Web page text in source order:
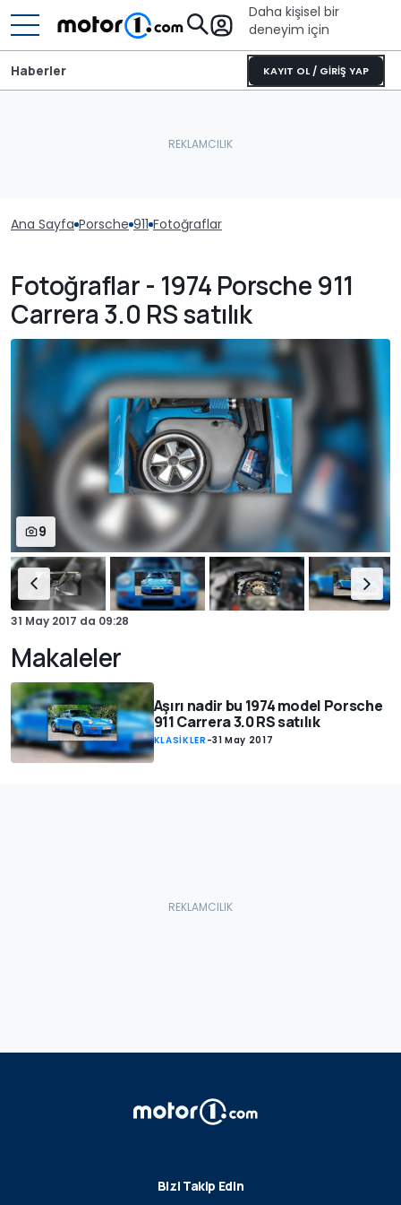
Daha kişisel bir
deneyim için
KAYIT OL / GİRİŞ YAP
Haberler
Ana Sayfa Porsche 911 Fotoğraflar
Fotoğraflar - 1974 Porsche 911
Carrera 3.0 RS satılık
9
31 May 2017 da 09:28
Makaleler
Aşırı nadir bu 1974 model Porsche
911 Carrera 3.0 RS satılık
KLASİKLER -31 May 2017
Bizi Takip Edin